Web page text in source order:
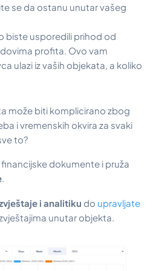
se da ostanu unutar vašeg
biste usporedili prihod od
profita. Ovo vam
ulazi iz vaših objekata, a koliko
može biti komplicirano zbog
i vremenskih okvira za svaki
to?
financijske dokumente i pruža
.
i analitiku do upravljate
unutar objekta.